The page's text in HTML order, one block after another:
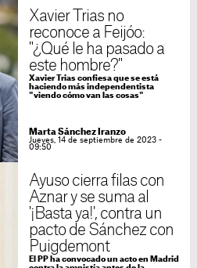
Xavier Trias no
reconoce a Feijóo:
"¿Qué le ha pasado a
este hombre?"
Xavier Trias confiesa que se está
haciendo más independentista
"viendo cómo van las cosas"
Marta Sánchez Iranzo
Jueves, 14 de septiembre de 2023 -
09:50
Ayuso cierra filas con
Aznar y se suma al
'¡Basta ya!', contra un
pacto de Sánchez con
Puigdemont
El PP ha convocado un acto en Madrid